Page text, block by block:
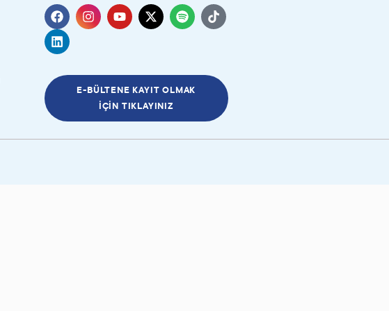
E-BÜLTENE KAYIT OLMAK
İÇIN TIKLAYINIZ